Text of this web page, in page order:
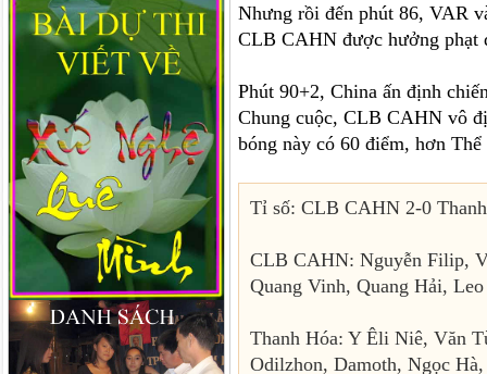
Nhưng rồi đến phút 86, VAR
CLB CAHN được hưởng phạt
Phút 90+2, China ấn định
Chung cuộc, CLB CAHN vô
bóng này có 60 điểm, hơn
Tỉ số: CLB CAHN 2-0
CLB CAHN: Nguyễn Filip,
Quang Vinh, Quang Hải,
Thanh Hóa: Y Êli Niê, Văn
Odilzhon, Damoth, Ngọc